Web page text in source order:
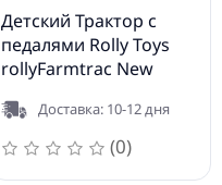
Детский Трактор с
педалями Rolly Toys
rollyFarmtrac New
601295Доставка: 10-12 дня
(0)